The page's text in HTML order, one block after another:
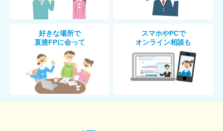
好きな場所で
直接FPに会って
スマホやPCで
オンライン相談も